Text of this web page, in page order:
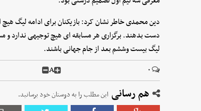
دین محمدی خاطر نشان کرد: بازیکنان برای ادامه لیگ هیچ
دست بدهند. برگزاری هر مسابقه ای هیچ توجیهی ندارد و
لیگ بیست وششم بعد از جام جهانی باشند.
۰ A
هم رسانی این مطلب را به دوستان خود برسانید.